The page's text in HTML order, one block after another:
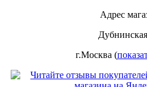
Адрес
г.Москва (